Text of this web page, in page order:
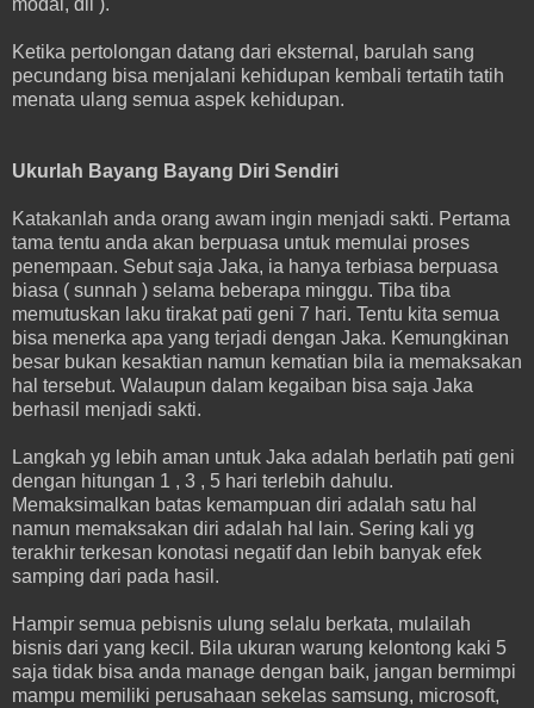
modal, dll ).
Ketika pertolongan datang dari eksternal, barulah sang
pecundang bisa menjalani kehidupan kembali tertatih tatih
menata ulang semua aspek kehidupan.
Ukurlah Bayang Bayang Diri Sendiri
Katakanlah anda orang awam ingin menjadi sakti. Pertama
tama tentu anda akan berpuasa untuk memulai proses
penempaan. Sebut saja Jaka, ia hanya terbiasa berpuasa
biasa ( sunnah ) selama beberapa minggu. Tiba tiba
memutuskan laku tirakat pati geni 7 hari. Tentu kita semua
bisa menerka apa yang terjadi dengan Jaka. Kemungkinan
besar bukan kesaktian namun kematian bila ia memaksakan
hal tersebut. Walaupun dalam kegaiban bisa saja Jaka
berhasil menjadi sakti.
Langkah yg lebih aman untuk Jaka adalah berlatih pati geni
dengan hitungan 1 , 3 , 5 hari terlebih dahulu.
Memaksimalkan batas kemampuan diri adalah satu hal
namun memaksakan diri adalah hal lain. Sering kali yg
terakhir terkesan konotasi negatif dan lebih banyak efek
samping dari pada hasil.
Hampir semua pebisnis ulung selalu berkata, mulailah
bisnis dari yang kecil. Bila ukuran warung kelontong kaki 5
saja tidak bisa anda manage dengan baik, jangan bermimpi
mampu memiliki perusahaan sekelas samsung, microsoft,